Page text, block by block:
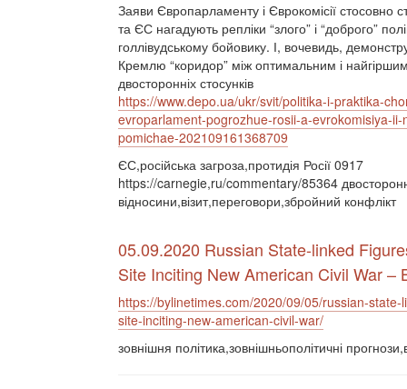
Заяви Європарламенту і Єврокомісії стосовно
та ЄС нагадують репліки “злого” і “доброго”
голлівудському бойовику. І, вочевидь,
Кремлю “коридор” між оптимальним і
двосторонніх стосунків
https://www.depo.ua/ukr/svit/politika-i-praktika-
evroparlament-pogrozhue-rosii-a-evrokomisiya-ii-
pomichae-202109161368709
ЄС,російська загроза,протидія Росії 0917
https://carnegie,ru/commentary/85364
відносини,візит,переговори,збройний конфлікт
05.09.2020 Russian State-linked
Site Inciting New American Civil War –
https://bylinetimes.com/2020/09/05/russian-
site-inciting-new-american-civil-war/
зовнішня політика,зовнішньополітичні